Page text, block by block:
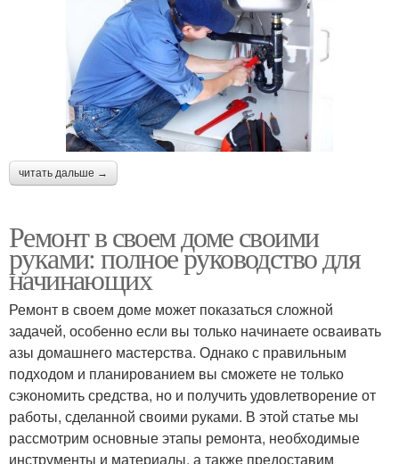
читать дальше →
Ремонт в своем доме своими
руками: полное руководство для
начинающих
Ремонт в своем доме может показаться сложной
задачей, особенно если вы только начинаете осваивать
азы домашнего мастерства. Однако с правильным
подходом и планированием вы сможете не только
сэкономить средства, но и получить удовлетворение от
работы, сделанной своими руками. В этой статье мы
рассмотрим основные этапы ремонта, необходимые
инструменты и материалы, а также предоставим